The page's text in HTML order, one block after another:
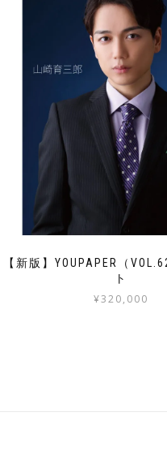
【新版】YOUPAPER（
ト
¥320,000